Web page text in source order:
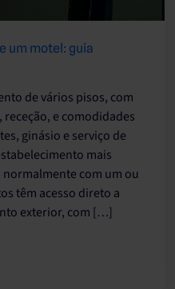
um motel: guia
de vários pisos, com
e comodidades
ginásio e serviço de
mais
com um ou
têm acesso direto a
exterior, com […]